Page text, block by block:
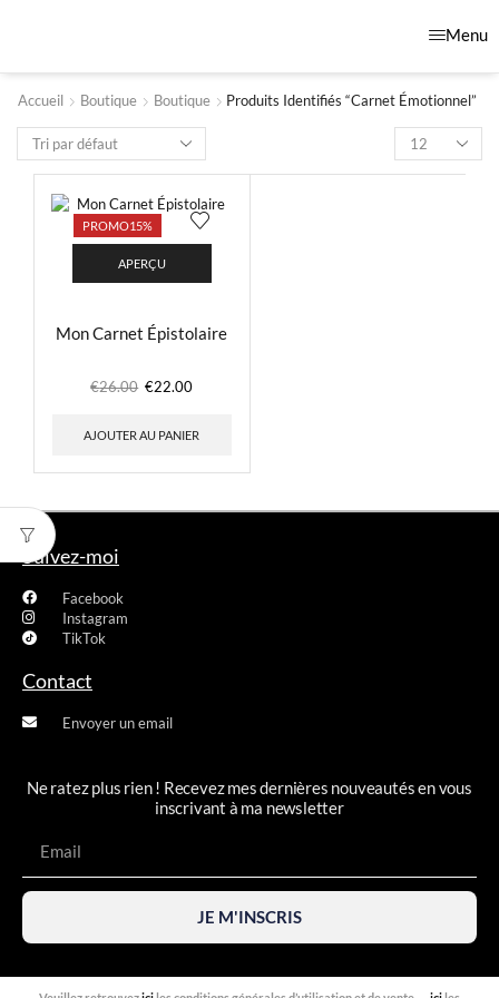
Menu
Accueil Boutique Boutique Produits Identifiés “carnet Émotionnel”
PROMO15%
APERÇU
Mon Carnet Épistolaire
€26.00 €22.00
AJOUTER AU PANIER
Suivez-moi
Facebook
Instagram
TikTok
Contact
Envoyer un email
Ne ratez plus rien ! Recevez mes dernières nouveautés en vous
inscrivant à ma newsletter
JE M'INSCRIS